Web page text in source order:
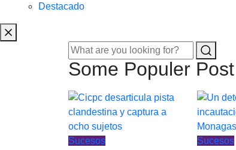
Destacado
Some Populer Post
Sucesos Sucesos